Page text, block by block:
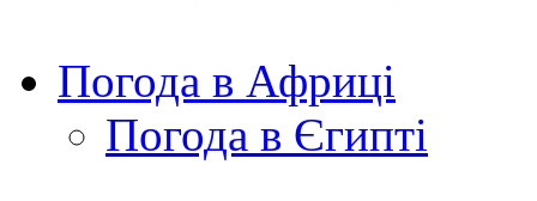
Погода в Африці
Погода в Єгипті